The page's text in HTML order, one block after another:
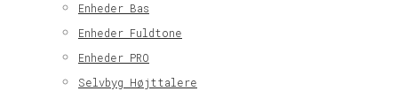
Enheder Bas
Enheder Fuldtone
Enheder PRO
Selvbyg Højttalere